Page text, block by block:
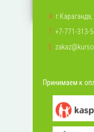
А:
Т: +7-771-313-
Е:
Принимаем к